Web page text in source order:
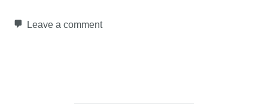
Leave a comment